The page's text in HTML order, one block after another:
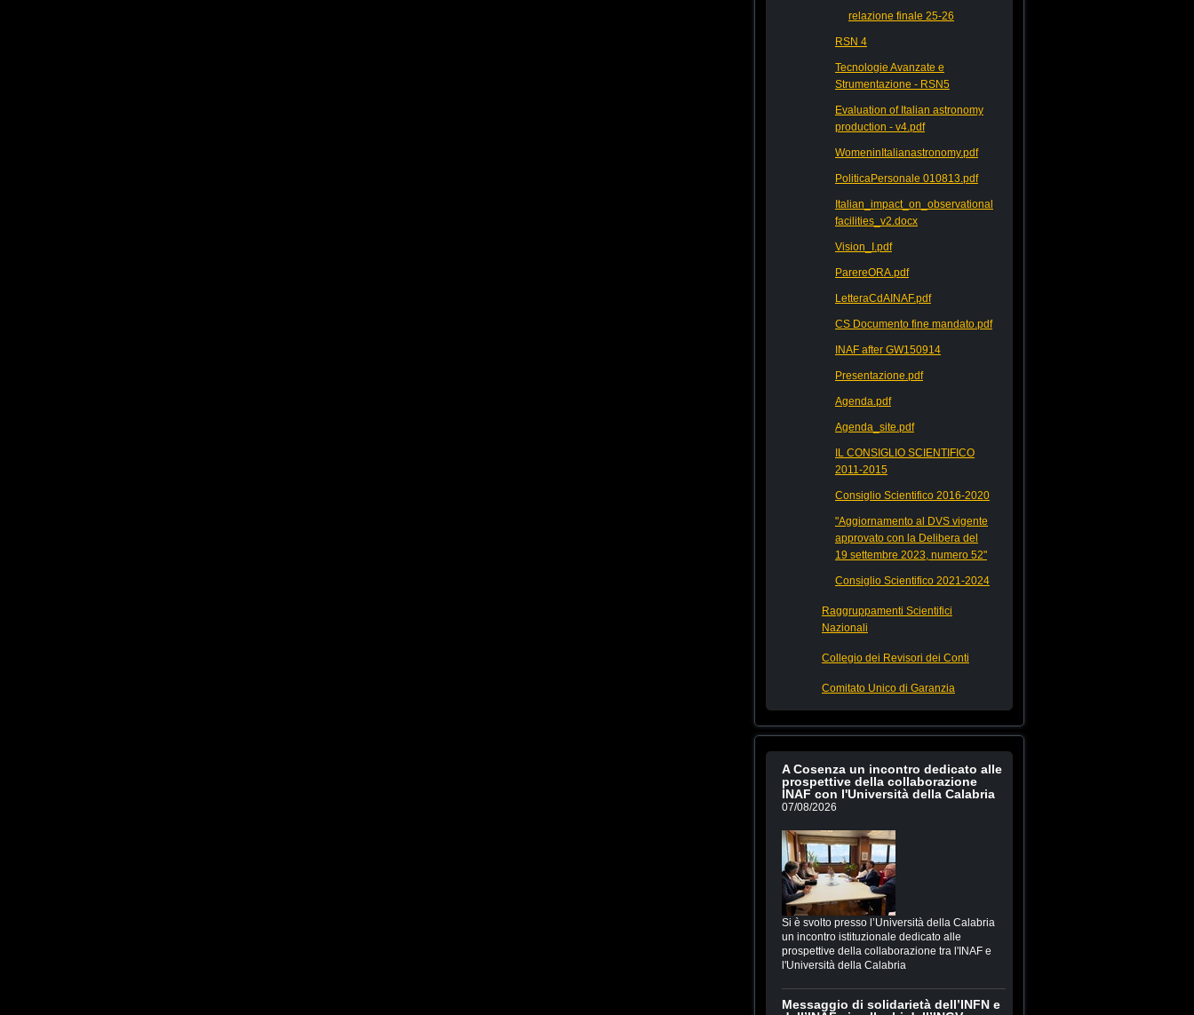
relazione finale 25-26
RSN 4
Tecnologie Avanzate e
Strumentazione - RSN5
Evaluation of Italian astronomy
production - v4.pdf
WomeninItalianastronomy.pdf
PoliticaPersonale 010813.pdf
Italian_impact_on_observational
facilities_v2.docx
Vision_I.pdf
ParereORA.pdf
LetteraCdAINAF.pdf
CS Documento fine mandato.pdf
INAF after GW150914
Presentazione.pdf
Agenda.pdf
Agenda_site.pdf
IL CONSIGLIO SCIENTIFICO
2011-2015
Consiglio Scientifico 2016-2020
"Aggiornamento al DVS vigente
approvato con la Delibera del
19 settembre 2023, numero 52"
Consiglio Scientifico 2021-2024
Raggruppamenti Scientifici
Nazionali
Collegio dei Revisori dei Conti
Comitato Unico di Garanzia
A Cosenza un incontro dedicato alle
prospettive della collaborazione
INAF con l'Università della Calabria
07/08/2026
Si è svolto presso l’Università della Calabria
un incontro istituzionale dedicato alle
prospettive della collaborazione tra l'INAF e
l'Università della Calabria
Messaggio di solidarietà dell’INFN e